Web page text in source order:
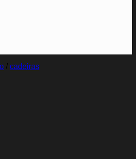
/ cadeiras